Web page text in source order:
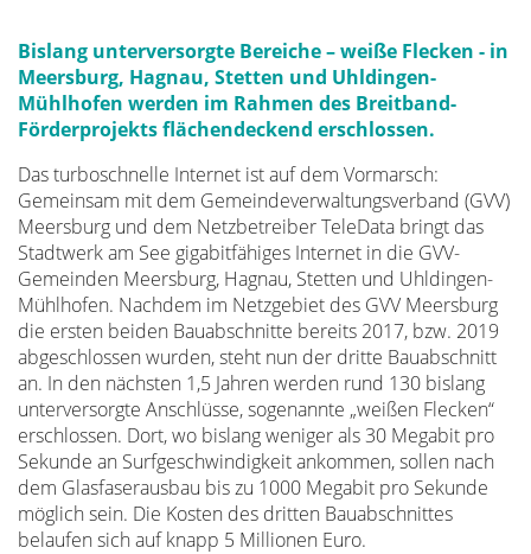
Bislang unterversorgte Bereiche – weiße Flecken - in
Meersburg, Hagnau, Stetten und Uhldingen-
Mühlhofen werden im Rahmen des Breitband-
Förderprojekts flächendeckend erschlossen.
Das turboschnelle Internet ist auf dem Vormarsch:
Gemeinsam mit dem Gemeindeverwaltungsverband (GVV)
Meersburg und dem Netzbetreiber TeleData bringt das
Stadtwerk am See gigabitfähiges Internet in die GVV-
Gemeinden Meersburg, Hagnau, Stetten und Uhldingen-
Mühlhofen. Nachdem im Netzgebiet des GVV Meersburg
die ersten beiden Bauabschnitte bereits 2017, bzw. 2019
abgeschlossen wurden, steht nun der dritte Bauabschnitt
an. In den nächsten 1,5 Jahren werden rund 130 bislang
unterversorgte Anschlüsse, sogenannte „weißen Flecken“
erschlossen. Dort, wo bislang weniger als 30 Megabit pro
Sekunde an Surfgeschwindigkeit ankommen, sollen nach
dem Glasfaserausbau bis zu 1000 Megabit pro Sekunde
möglich sein. Die Kosten des dritten Bauabschnittes
belaufen sich auf knapp 5 Millionen Euro.